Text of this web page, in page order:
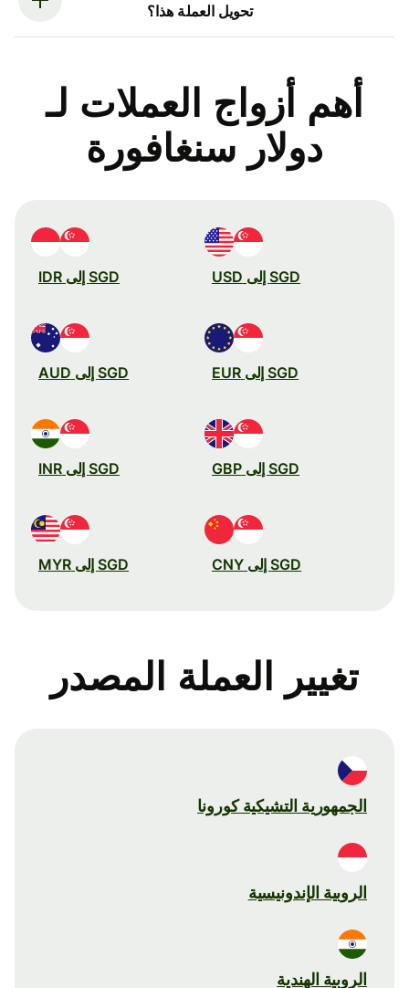
تحويل العملة هذا؟
أهم أزواج العملات لـ
دولار سنغافورة
SGD إلى USD SGD إلى IDR
SGD إلى EUR SGD إلى AUD
SGD إلى GBP SGD إلى INR
SGD إلى CNY SGD إلى MYR
تغيير العملة المصدر
الجمهورية التشيكية كورونا
الروبية الإندونيسية
الروبية الهندية